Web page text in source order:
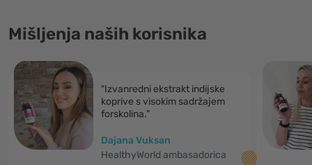
Mišljenja naših korisnika
"Izvanredni ekstrakt indijske
koprive s visokim sadržajem
forskolina."
Dajana Vuksan
HealthyWorld ambasadorica